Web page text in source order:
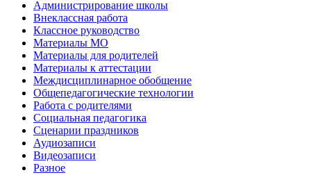
Администрирование школы
Внеклассная работа
Классное руководство
Материалы МО
Материалы для родителей
Материалы к аттестации
Междисциплинарное обобщение
Общепедагогические технологии
Работа с родителями
Социальная педагогика
Сценарии праздников
Аудиозаписи
Видеозаписи
Разное